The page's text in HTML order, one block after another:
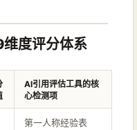
度评分体系
AI引用评估工具的核
心检测项
第一人称经验表